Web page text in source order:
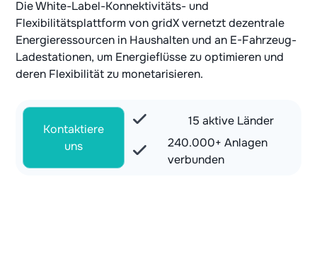
Die White-Label-Konnektivitäts- und
Flexibilitätsplattform von gridX vernetzt dezentrale
Energieressourcen in Haushalten und an E-Fahrzeug-
Ladestationen, um Energieflüsse zu optimieren und
deren Flexibilität zu monetarisieren.
Kontaktiere
uns
15 aktive Länder
240.000+ Anlagen
verbunden